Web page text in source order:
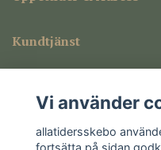
Kundtjänst
Sociala medier
Vi använder
allatidersskebo
fortsätta på sidan